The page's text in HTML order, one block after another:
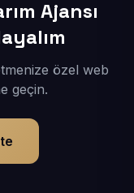
Ajansı
özel web
geçin.